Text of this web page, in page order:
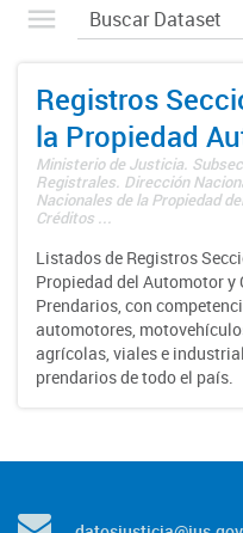
Registros
la Propiedad
Ministerio de Justicia.
Registrales. Dirección
Nacionales de la Propiedad
Créditos ...
Listados de Registros
Propiedad del Automotor y
Prendarios, con
automotores,
agrícolas, viales e
prendarios de todo el país.